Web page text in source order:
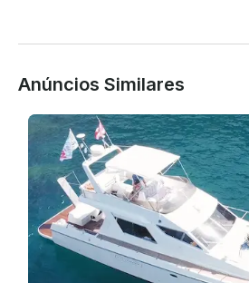
Anúncios Similares